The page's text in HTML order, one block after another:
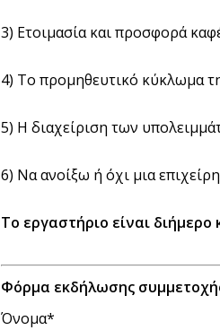
3) Ετοιμασία και προσφορά
4) Το προμηθευτικό κύκλωμα
5) Η διαχείριση των
6) Να ανοίξω ή όχι μια
Το εργαστήριο είναι
Φόρμα εκδήλωσης
Όνομα*